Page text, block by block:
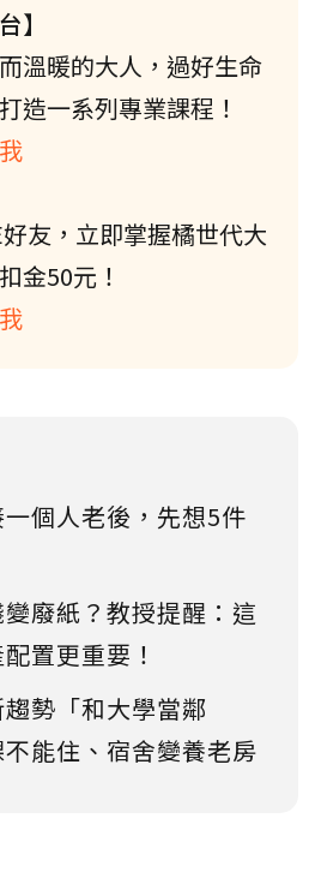
】
溫暖的大人，過好生命
造一系列專業課程！
友，立即掌握橘世代大
金50元！
個人老後，先想5件
廢紙？教授提醒：這
置更重要！
勢「和大學當鄰
能住、宿舍變養老房